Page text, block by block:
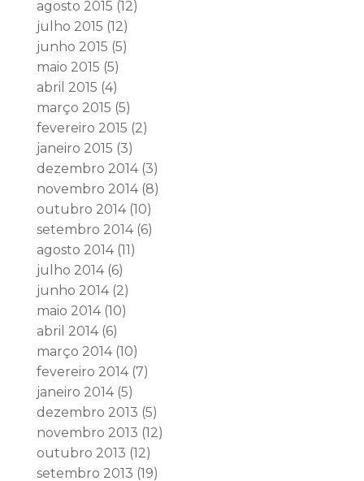
agosto 2015 (12)
julho 2015 (12)
junho 2015 (5)
maio 2015 (5)
abril 2015 (4)
março 2015 (5)
fevereiro 2015 (2)
janeiro 2015 (3)
dezembro 2014(3)
novembro 2014(8)
outubro 2014(10)
setembro 2014(6)
agosto 2014(11)
julho 2014(6)
junho 2014(2)
maio 2014(10)
abril 2014(6)
março 2014(10)
fevereiro 2014(7)
janeiro 2014(5)
dezembro 2013 (5)
novembro 2013 (12)
outubro 2013 (12)
setembro 2013 (19)